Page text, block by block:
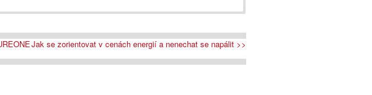
Jak se zorientovat v cenách energií a nenechat se napálit >>